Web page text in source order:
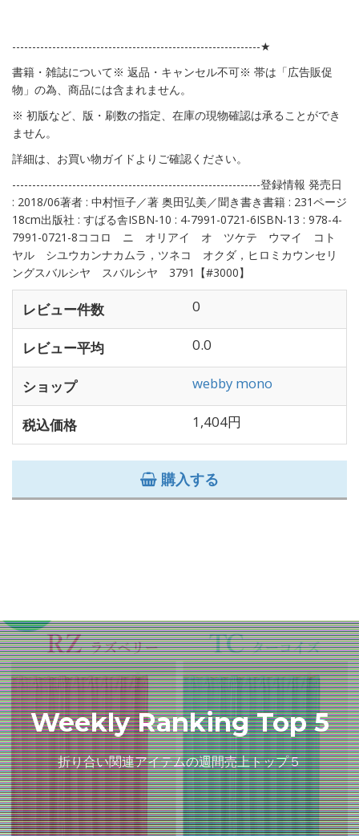
--------------------------------------------------------------★
書籍・雑誌について※ 返品・キャンセル不可※ 帯は「広告販促
物」の為、商品には含まれません。
※ 初版など、版・刷数の指定、在庫の現物確認は承ることができ
ません。
詳細は、お買い物ガイドよりご確認ください。
--------------------------------------------------------------登録情報 発売日
: 2018/06著者 : 中村恒子／著 奥田弘美／聞き書き書籍 : 231ページ
18cm出版社 : すばる舎ISBN-10 : 4-7991-0721-6ISBN-13 : 978-4-
7991-0721-8ココロ ニ オリアイ オ ツケテ ウマイ コト
ヤル シユウカンナカムラ，ツネコ オクダ，ヒロミカウンセリ
ングスバルシヤ スバルシヤ 3791【#3000】
レビュー件数 0
レビュー平均 0.0
ショップ webby mono
税込価格 1,404円
購入する
Weekly Ranking Top 5
折り合い関連アイテムの週間売上トップ５